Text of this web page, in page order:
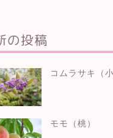
の投稿
コムラサキ（小
モモ（桃）